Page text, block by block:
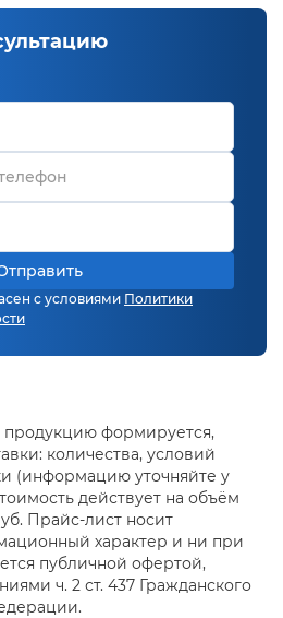
с условиями Политики
продукцию формируется,
количества, условий
(информацию уточняйте у
действует на объём
Прайс-лист носит
характер и ни при
публичной офертой,
ч. 2 ст. 437 Гражданского